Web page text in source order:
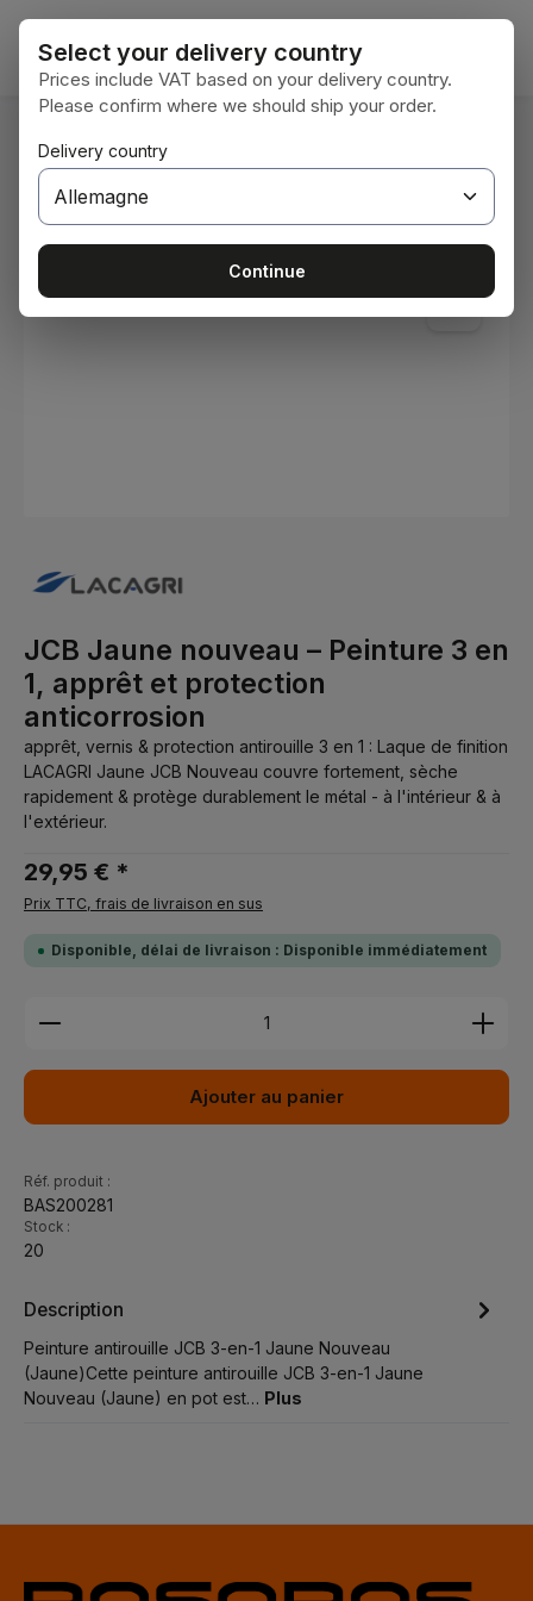
Passer au contenu principal
Vous êtes ici : Accueil
Peintures et vernis
Ignorer la galerie d'images
JCB Jaune nouveau – Peinture 3 en
1, apprêt et protection
anticorrosion
apprêt, vernis & protection antirouille 3 en 1 : Laque de finition
LACAGRI Jaune JCB Nouveau couvre fortement, sèche
rapidement & protège durablement le métal - à l'intérieur & à
l'extérieur.
29,95 € *
Prix TTC, frais de livraison en sus
Disponible, délai de livraison : Disponible immédiatement
Quantité de produit : Entrez la quantité
Ajouter au panier
Réf. produit :
BAS200281
Stock :
20
Description
Peinture antirouille JCB 3-en-1 Jaune Nouveau
(Jaune)Cette peinture antirouille JCB 3-en-1 Jaune
Nouveau (Jaune) en pot est… Plus
Select your delivery country
Prices include VAT based on your delivery country.
Please confirm where we should ship your order.
Delivery country
Continue